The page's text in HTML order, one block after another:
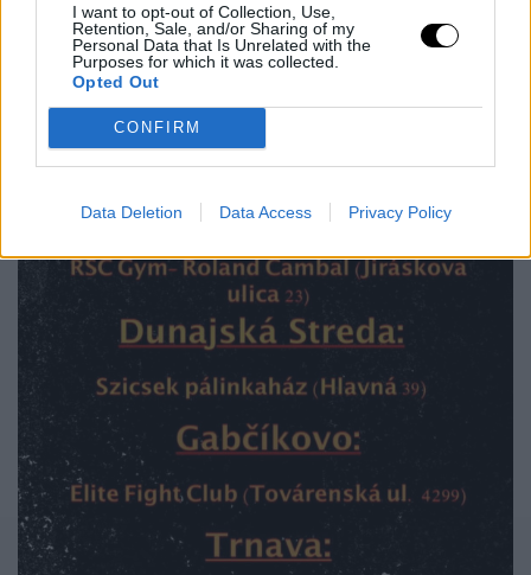
I want to opt-out of Collection, Use,
Retention, Sale, and/or Sharing of my
Personal Data that Is Unrelated with the
Purposes for which it was collected.
Opted Out
CONFIRM
Data Deletion Data Access Privacy Policy